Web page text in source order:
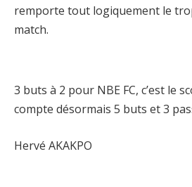
remporte tout logiquement le
match.
3 buts à 2 pour NBE FC, c’est le
compte désormais 5 buts et 3
Hervé AKAKPO